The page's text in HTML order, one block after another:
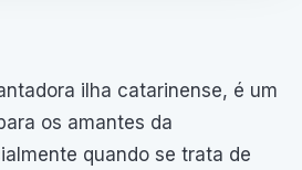
ilha catarinense, é um
os amantes da
quando se trata de